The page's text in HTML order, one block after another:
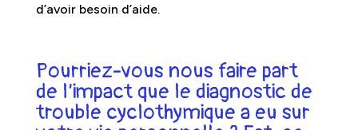
d’avoir besoin d’aide.
Pourriez-vous nous faire part
de l’impact que le diagnostic de
trouble cyclothymique a eu sur